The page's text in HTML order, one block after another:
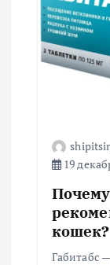
п
о
19
кошек?
Габитабс